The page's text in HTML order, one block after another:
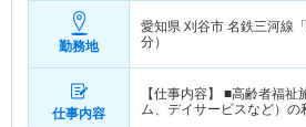
勤務地
愛知県 刈谷市 名鉄三河線
分）
仕事内容
【仕事内容】 ■高齢者福
ム、デイサービスなど）